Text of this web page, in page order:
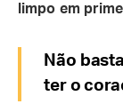
limpo em
Não
ter o